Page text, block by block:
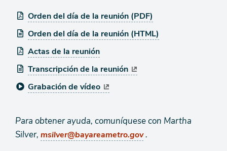
Orden del día de la reunión (PDF)
Orden del día de la reunión (HTML)
Actas de la reunión
Transcripción de la reunión
Grabación de vídeo
Para obtener ayuda, comuníquese con Martha
Silver, msilver@bayareametro.gov.